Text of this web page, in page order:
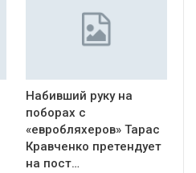
Набивший руку на
поборах с
«евробляхеров» Тарас
Кравченко претендует
на пост…